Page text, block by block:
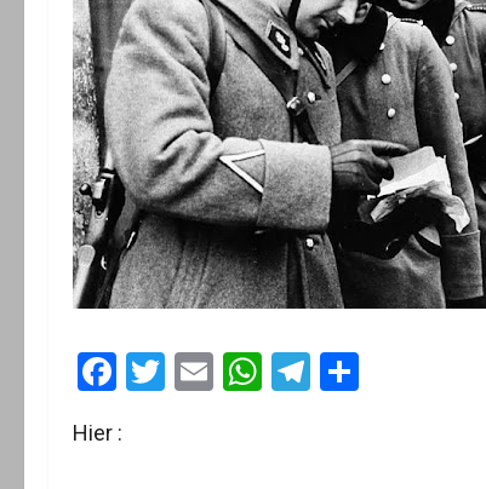
Facebook
Twitter
EmailWhatsApp
Telegram
Hier :